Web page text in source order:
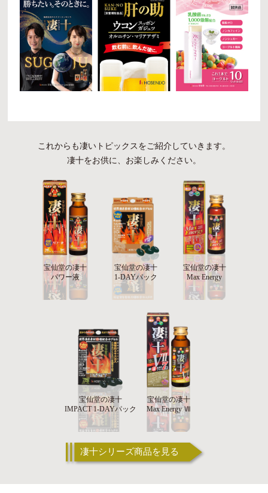
これからも凄いトピックスをご紹介していきます。
凄十をお供に、お楽しみください。
宝仙堂の凄十
パワー液
宝仙堂の凄十
1-DAYパック
宝仙堂の凄十
Max Energy
宝仙堂の凄十
IMPACT 1-DAYパック
宝仙堂の凄十
Max Energy Ⅶ
凄十シリーズ商品を見る